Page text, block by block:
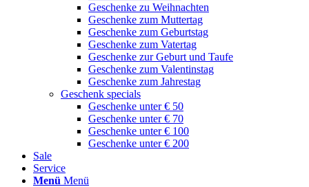
Geschenke zu Weihnachten
Geschenke zum Muttertag
Geschenke zum Geburtstag
Geschenke zum Vatertag
Geschenke zur Geburt und Taufe
Geschenke zum Valentinstag
Geschenke zum Jahrestag
Geschenk specials
Geschenke unter € 50
Geschenke unter € 70
Geschenke unter € 100
Geschenke unter € 200
Sale
Service
Menü Menü